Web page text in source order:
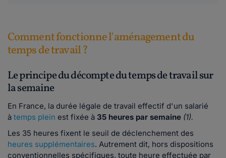
Comment fonctionne l'aménagement du
temps de travail ?
Le principe du décompte du temps de travail sur
la semaine
En France, la durée légale de travail effectif d'un salarié
à temps plein est fixée à 35 heures par semaine (1).
Les 35 heures fixent le seuil de déclenchement des
heures supplémentaires. Autrement dit, hors dispositions
conventionnelles spécifiques, toute heure effectuée par